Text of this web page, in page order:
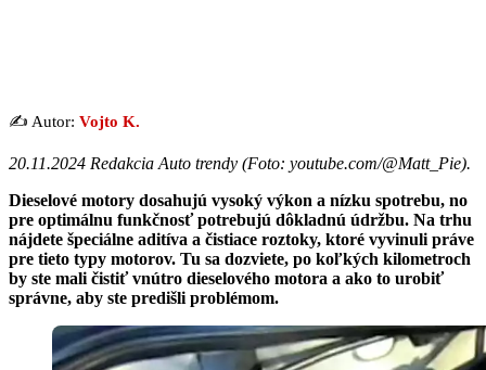
✍️ Autor: Vojto K.
20.11.2024 Redakcia Auto trendy (Foto: youtube.com/@Matt_Pie).
Dieselové motory dosahujú vysoký výkon a nízku spotrebu, no
pre optimálnu funkčnosť potrebujú dôkladnú údržbu. Na trhu
nájdete špeciálne aditíva a čistiace roztoky, ktoré vyvinuli práve
pre tieto typy motorov. Tu sa dozviete, po koľkých kilometroch
by ste mali čistiť vnútro dieselového motora a ako to urobiť
správne, aby ste predišli problémom.